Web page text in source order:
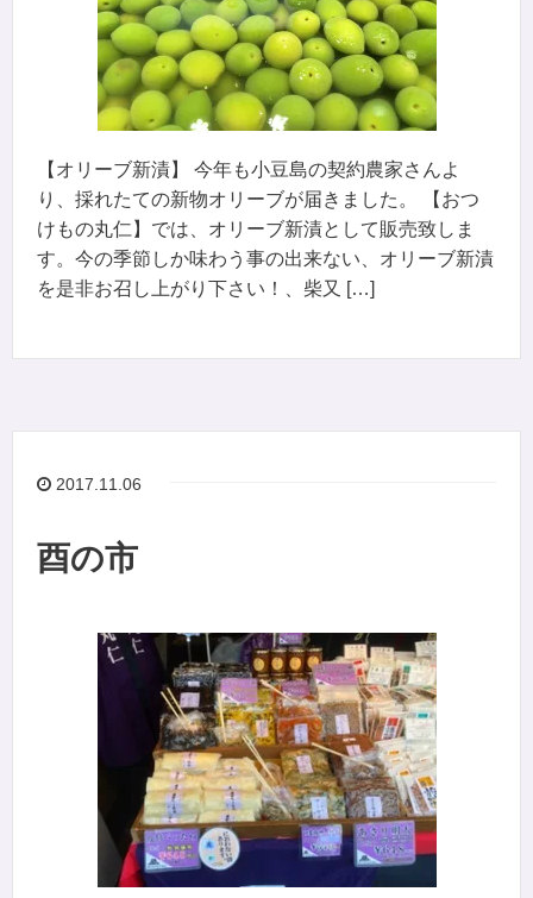
【オリーブ新漬】 今年も小豆島の契約農家さんよ
り、採れたての新物オリーブが届きました。 【おつ
けもの丸仁】では、オリーブ新漬として販売致しま
す。今の季節しか味わう事の出来ない、オリーブ新漬
を是非お召し上がり下さい！、柴又 […]
2017.11.06
酉の市